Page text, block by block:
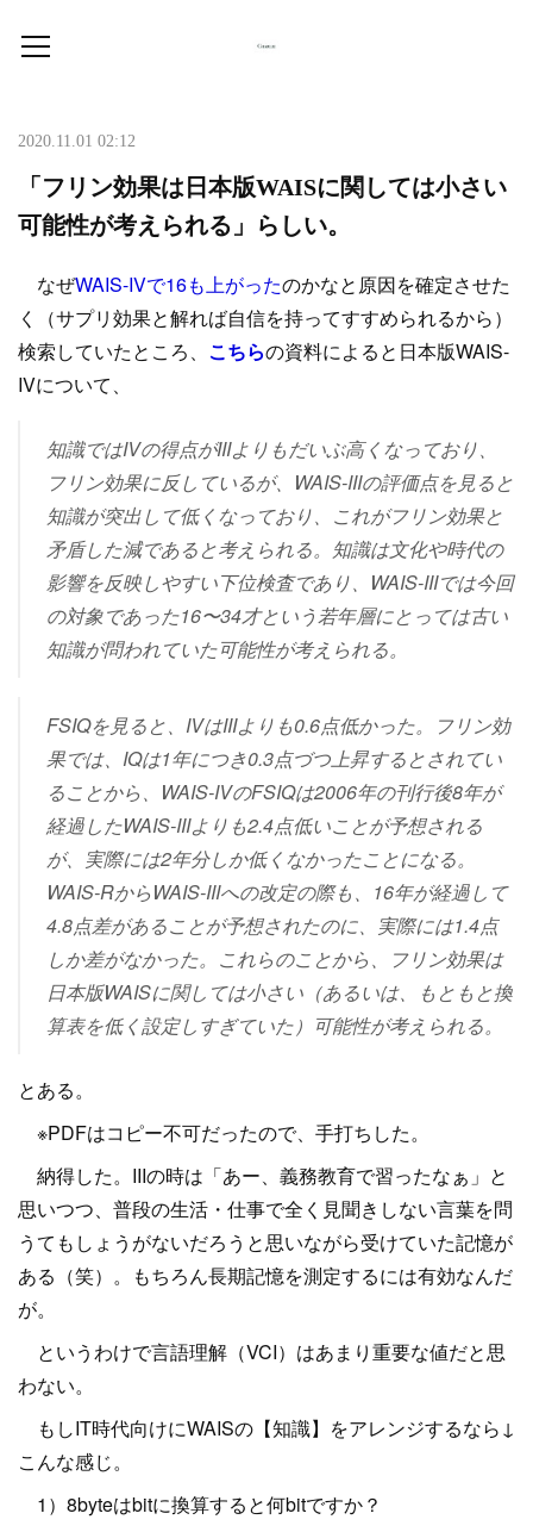
2020.11.01 02:12
「フリン効果は日本版WAISに関しては小さい
可能性が考えられる」らしい。
なぜWAIS-IVで16も上がったのかなと原因を確定させた
く（サプリ効果と解れば自信を持ってすすめられるから）
検索していたところ、 こちらの資料によると日本版WAIS-
IVについて、
知識ではIVの得点がIIIよりもだいぶ高くなっており、
フリン効果に反しているが、WAIS-IIIの評価点を見ると
知識が突出して低くなっており、これがフリン効果と
矛盾した減であると考えられる。知識は文化や時代の
影響を反映しやすい下位検査であり、WAIS-IIIでは今回
の対象であった16〜34才という若年層にとっては古い
知識が問われていた可能性が考えられる。
FSIQを見ると、IVはIIIよりも0.6点低かった。フリン効
果では、IQは1年につき0.3点づつ上昇するとされてい
ることから、WAIS-IVのFSIQは2006年の刊行後8年が
経過したWAIS-IIIよりも2.4点低いことが予想される
が、実際には2年分しか低くなかったことになる。
WAIS-RからWAIS-IIIへの改定の際も、16年が経過して
4.8点差があることが予想されたのに、実際には1.4点
しか差がなかった。これらのことから、フリン効果は
日本版WAISに関しては小さい（あるいは、もともと換
算表を低く設定しすぎていた）可能性が考えられる。
とある。
※PDFはコピー不可だったので、手打ちした。
納得した。IIIの時は「あー、義務教育で習ったなぁ」と
思いつつ、普段の生活・仕事で全く見聞きしない言葉を問
うてもしょうがないだろうと思いながら受けていた記憶が
ある（笑）。もちろん長期記憶を測定するには有効なんだ
が。
というわけで言語理解（VCI）はあまり重要な値だと思
わない。
もしIT時代向けにWAISの【知識】をアレンジするなら↓
こんな感じ。
1）8byteはbitに換算すると何bitですか？